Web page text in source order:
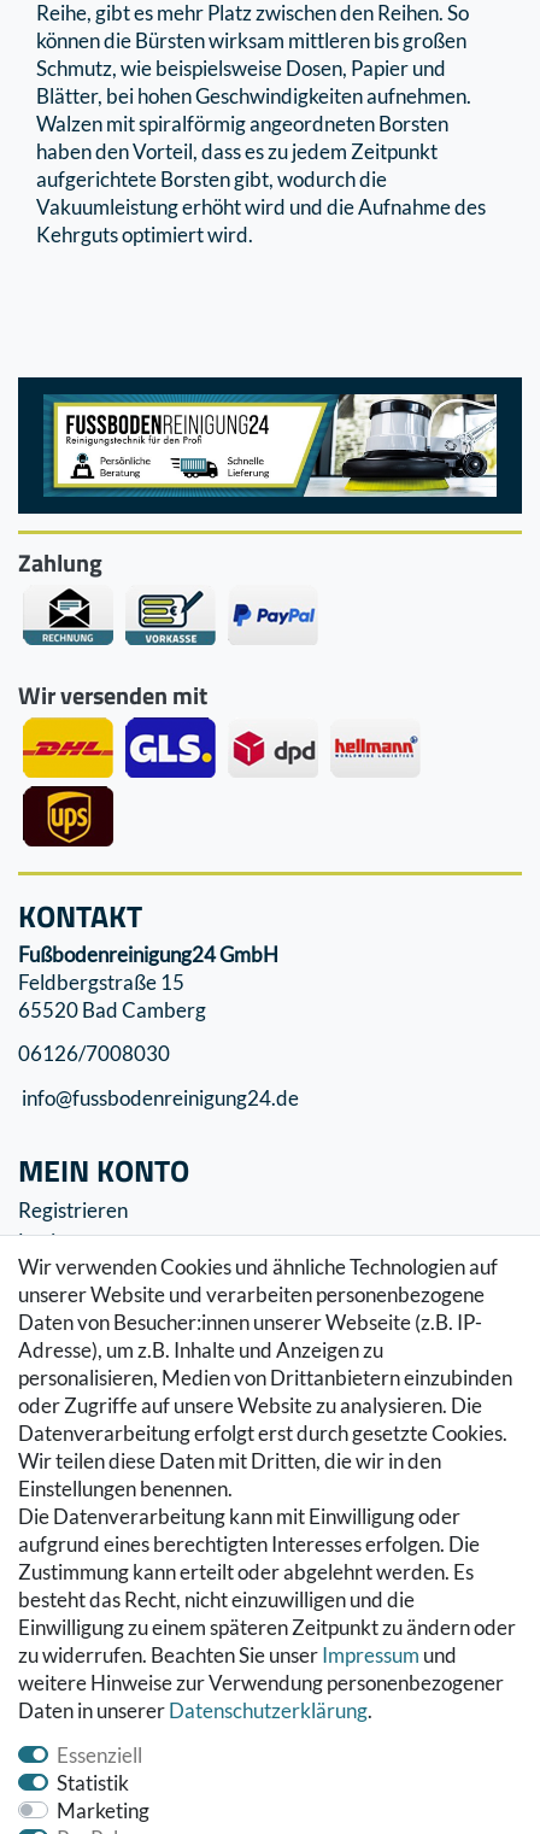
Reihe, gibt es mehr Platz zwischen den Reihen. So
können die Bürsten wirksam mittleren bis großen
Schmutz, wie beispielsweise Dosen, Papier und
Blätter, bei hohen Geschwindigkeiten aufnehmen.
Walzen mit spiralförmig angeordneten Borsten
haben den Vorteil, dass es zu jedem Zeitpunkt
aufgerichtete Borsten gibt, wodurch die
Vakuumleistung erhöht wird und die Aufnahme des
Kehrguts optimiert wird.
Zahlung
Wir versenden mit
Wir verwenden Cookies und ähnliche Technologien auf
unserer Website und verarbeiten personenbezogene
Daten von Besucher:innen unserer Webseite (z.B. IP-
Adresse), um z.B. Inhalte und Anzeigen zu
personalisieren, Medien von Drittanbietern einzubinden
oder Zugriffe auf unsere Website zu analysieren. Die
Datenverarbeitung erfolgt erst durch gesetzte Cookies.
Wir teilen diese Daten mit Dritten, die wir in den
Einstellungen benennen.
Die Datenverarbeitung kann mit Einwilligung oder
aufgrund eines berechtigten Interesses erfolgen. Die
Zustimmung kann erteilt oder abgelehnt werden. Es
besteht das Recht, nicht einzuwilligen und die
Einwilligung zu einem späteren Zeitpunkt zu ändern oder
zu widerrufen. Beachten Sie unserImpressum und
weitere Hinweise zur Verwendung personenbezogener
Daten in unsererDaten­schutz­erklärung.
Essenziell
Statistik
Marketing
KONTAKT
Fußbodenreinigung24 GmbH
Feldbergstraße 15
65520 Bad Camberg
06126/7008030
info@fussbodenreinigung24.de
MEIN KONTO
Registrieren
Login
SERVICE
Zahlung & Versand
Warenkorb
Zur Kasse
Hilfe
RECHTLICHES
Kontakt
Datenschutzerklärung
AGB
Impressum
Hinweise zur Batterieentsorgung
Widerrufs­recht
Vertrag widerrufen